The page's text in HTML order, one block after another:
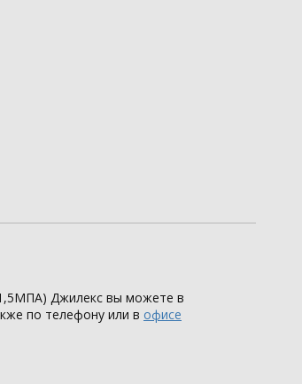
1,5МПА) Джилекс вы можете в
по телефону или в офисе